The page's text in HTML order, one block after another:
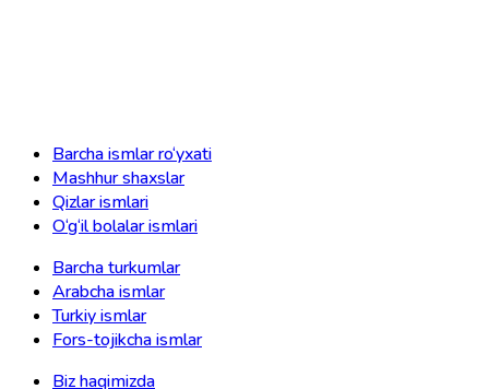
Barcha ismlar ro‘yxati
Mashhur shaxslar
Qizlar ismlari
O‘g‘il bolalar ismlari
Barcha turkumlar
Arabcha ismlar
Turkiy ismlar
Fors-tojikcha ismlar
Biz haqimizda